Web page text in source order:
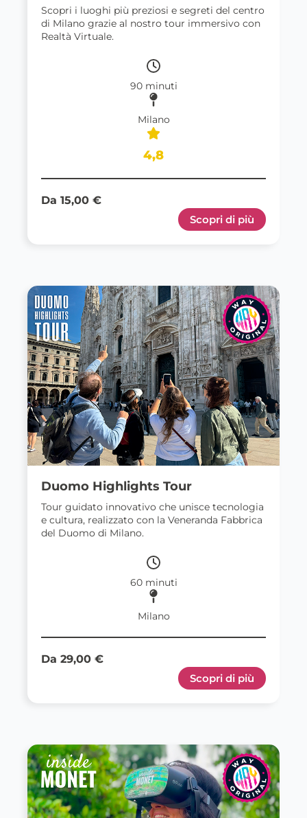
Scopri i luoghi più preziosi e segreti del centro
di Milano grazie al nostro tour immersivo con
Realtà Virtuale.
90 minuti
Milano
4,8
Da 15,00 €
Scopri di più
Duomo Highlights Tour
Tour guidato innovativo che unisce tecnologia
e cultura, realizzato con la Veneranda Fabbrica
del Duomo di Milano.
60 minuti
Milano
Da 29,00 €
Scopri di più